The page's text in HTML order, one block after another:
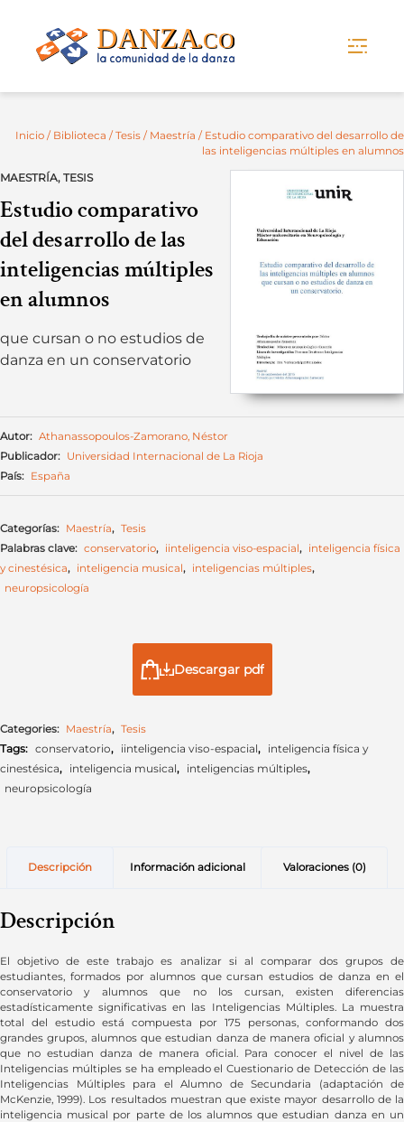
Inicio / Biblioteca / Tesis / Maestría / Estudio comparativo del desarrollo de
las inteligencias múltiples en alumnos
MAESTRÍA, TESIS
Estudio comparativo
del desarrollo de las
inteligencias múltiples
en alumnos
que cursan o no estudios de
danza en un conservatorio
Autor: Athanassopoulos-Zamorano, Néstor
Publicador: Universidad Internacional de La Rioja
País: España
Categorías: Maestría, Tesis
Palabras clave: conservatorio, iinteligencia viso-espacial,
inteligencia física
y cinestésica, inteligencia musical, inteligencias múltiples,
neuropsicología
Descargar pdf
Categories: Maestría, Tesis
Tags: conservatorio, iinteligencia viso-espacial, inteligencia física y
cinestésica, inteligencia musical, inteligencias múltiples,
neuropsicología
Descripción Información adicional Valoraciones (0)
Descripción
El objetivo de este trabajo es analizar si al comparar dos grupos de
estudiantes, formados por alumnos que cursan estudios de danza en el
conservatorio y alumnos que no los cursan, existen diferencias
estadísticamente significativas en las Inteligencias Múltiples. La muestra
total del estudio está compuesta por 175 personas, conformando dos
grandes grupos, alumnos que estudian danza de manera oficial y alumnos
que no estudian danza de manera oficial. Para conocer el nivel de las
Inteligencias múltiples se ha empleado el Cuestionario de Detección de las
Inteligencias Múltiples para el Alumno de Secundaria (adaptación de
McKenzie, 1999). Los resultados muestran que existe mayor desarrollo de la
inteligencia musical por parte de los alumnos que estudian danza en un